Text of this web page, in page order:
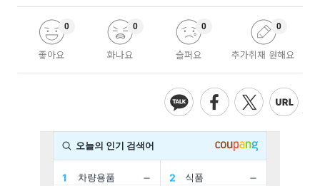
좋아요
0
화나요
0
슬퍼요
0
추가취재 원해요
0